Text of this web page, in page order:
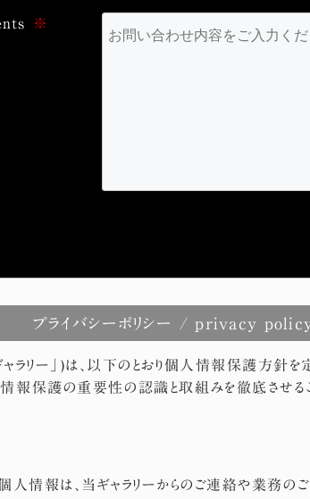
※
プライバシーポリシー / privacy
ラリー」)は、以下のとおり個人情報保護方針
報保護の重要性の認識と取組みを徹底させる
人情報は、当ギャラリーからのご連絡や業務の